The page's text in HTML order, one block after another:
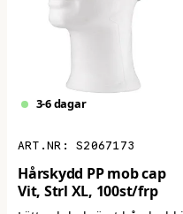
3-6 dagar
S2067173
Hårskydd PP mob cap
Vit, Strl XL, 100st/frp